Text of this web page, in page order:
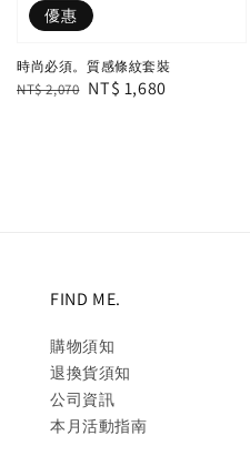
優惠
時尚必須。質感條紋套裝
Regular
NT$ 2,070 Sale
NT$ 1,680
FIND ME.
購物須知
退換貨須知
公司資訊
本月活動指南